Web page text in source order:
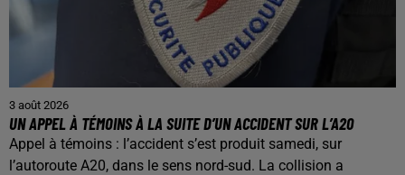
3 août 2026
UN APPEL À TÉMOINS À LA SUITE D’UN ACCIDENT SUR L’A20
Appel à témoins : l’accident s’est produit samedi, sur
l’autoroute A20, dans le sens nord-sud. La collision a